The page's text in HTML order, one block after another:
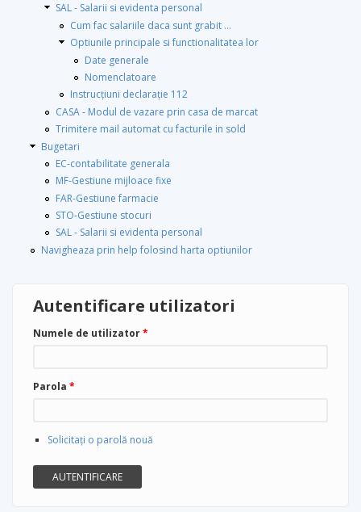
SAL - Salarii si evidenta personal
Cum fac salariile daca sunt grabit ...
Optiunile principale si functionalitatea lor
Date generale
Nomenclatoare
Instrucțiuni declarație 112
CASA - Modul de vazare prin casa de marcat
Trimitere mail automat cu facturile in sold
Bugetari
EC-contabilitate generala
MF-Gestiune mijloace fixe
FAR-Gestiune farmacie
STO-Gestiune stocuri
SAL - Salarii si evidenta personal
Navigheaza prin help folosind harta optiunilor
Autentificare utilizatori
Numele de utilizator*
Parola *
Solicitaţi o parolă nouă